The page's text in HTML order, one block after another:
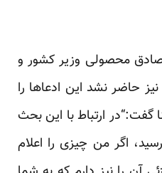
صادق محصولی وزیر کشور و
حاضر نشد این ادعاها ‏را
گفت:“در ارتباط با این بحث
اگر من چیزی را ‏اعلام